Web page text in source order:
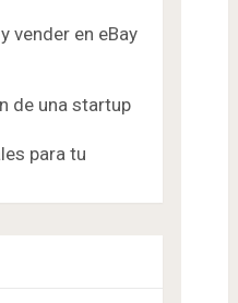
vender en eBay
de una startup
para tu